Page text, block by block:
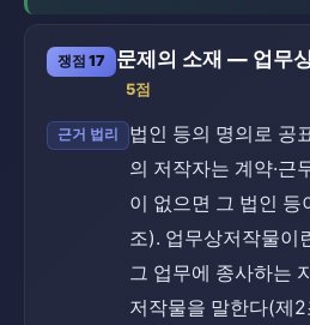
쟁점 17 문제의 소재 — 업무
5점
근거 법리
법인 등의 명의로 공
의 저작자는 계약·근
이 없으면 그 법인
조). 업무상저작물이
그 업무에 종사하는
저작물을 말한다(제